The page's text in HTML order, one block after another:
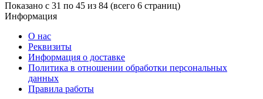
Показано с 31 по 45 из 84 (всего 6 страниц)
Информация
О нас
Реквизиты
Информация о доставке
Политика в отношении обработки персональных
данных
Правила работы